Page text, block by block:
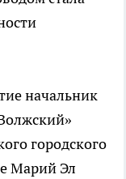
начальник
городского
Марий Эл